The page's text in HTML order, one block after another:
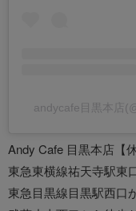
andycafe目黒本店
Andy Cafe 目黒本店【
東急東横線祐天寺駅東
東急目黒線目黒駅西口